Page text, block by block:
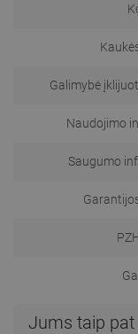
Galimybė
Naudojimo
Saugumo
Jums taip pat